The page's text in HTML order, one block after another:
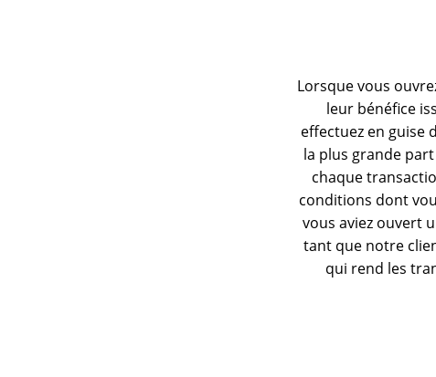
Lorsque vous
leur bénéfice
effectuez en guise
la plus grande
chaque
conditions dont
vous aviez ouvert
tant que notre
qui rend les